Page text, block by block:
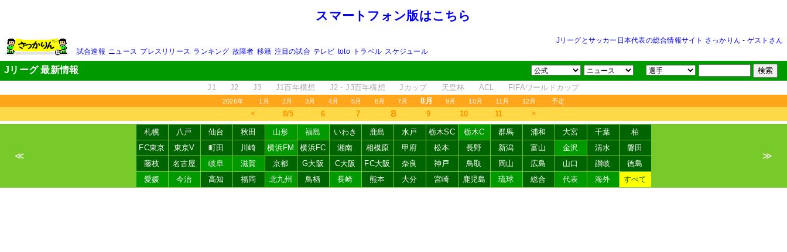
スマートフォン版はこちら
Jリーグとサッカー日本代表の総合情報サイト さっかりん - ゲストさん
試合速報 ニュース プレスリリース ランキング 故障者 移籍 注目の試合 テレビ toto トラベル スケジュール
Jリーグ 最新情報
J1 J2 J3 J1百年構想 J2・J3百年構想 Jカップ 天皇杯 ACL FIFAワールドカップ
2026年 1月 2月 3月 4月 5月 6月 7月 8月 9月 10月 11月 12月 予定
＜ 8/5 6 7 8 9 10 11 ＞
≪
札幌 八戸 仙台 秋田 山形 福島 いわき 鹿島 水戸 栃木SC 栃木C 群馬 浦和 大宮 千葉
柏
FC東京
東京V 町田 川崎 横浜FM 横浜FC 湘南 相模原 甲府 松本 長野 新潟 富山 金沢 清水
磐田
藤枝
名古屋 岐阜 滋賀 京都 G大阪 C大阪 FC大阪 奈良 神戸 鳥取 岡山 広島 山口 讃岐
徳島
愛媛
今治 高知 福岡 北九州 鳥栖 長崎 熊本 大分 宮崎 鹿児島 琉球 総合 代表 海外 すべて
≫